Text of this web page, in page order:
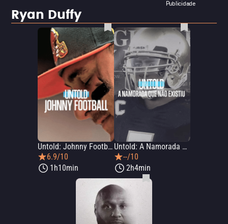
Publicidade
Ryan Duffy
Untold: Johnny Football
6.9/10
1h10min
Untold: A Namorada que Não Existiu
--/10
2h4min